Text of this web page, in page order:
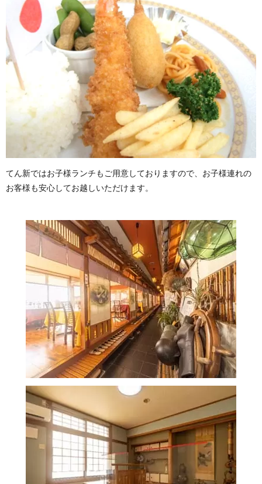
てん新ではお子様ランチもご用意しておりますので、お子様連れの
お客様も安心してお越しいただけます。